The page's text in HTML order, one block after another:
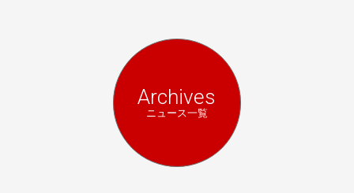
Archives
ニュース一覧